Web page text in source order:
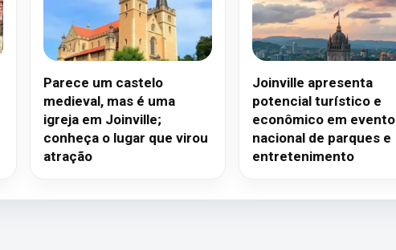
Parece um castelo
medieval, mas é uma
igreja em Joinville;
conheça o lugar que virou
atração
Joinville apresenta
potencial turístico e
econômico em evento
nacional de parques e
entretenimento